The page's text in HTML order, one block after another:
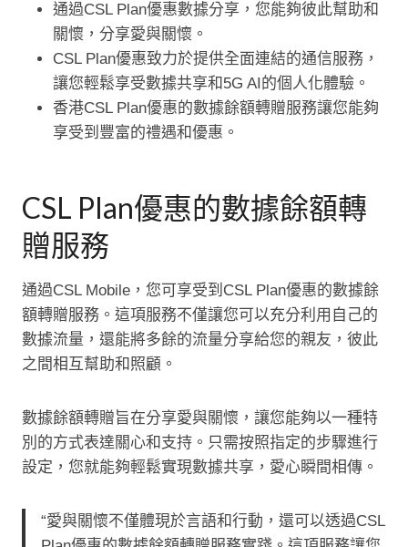
通過CSL Plan優惠數據分享，您能夠彼此幫助和
關懷，分享愛與關懷。
CSL Plan優惠致力於提供全面連結的通信服務，
讓您輕鬆享受數據共享和5G AI的個人化體驗。
香港CSL Plan優惠的數據餘額轉贈服務讓您能夠
享受到豐富的禮遇和優惠。
CSL Plan優惠的數據餘額轉
贈服務
通過CSL Mobile，您可享受到CSL Plan優惠的數據餘
額轉贈服務。這項服務不僅讓您可以充分利用自己的
數據流量，還能將多餘的流量分享給您的親友，彼此
之間相互幫助和照顧。
數據餘額轉贈旨在分享愛與關懷，讓您能夠以一種特
別的方式表達關心和支持。只需按照指定的步驟進行
設定，您就能夠輕鬆實現數據共享，愛心瞬間相傳。
“愛與關懷不僅體現於言語和行動，還可以透過CSL